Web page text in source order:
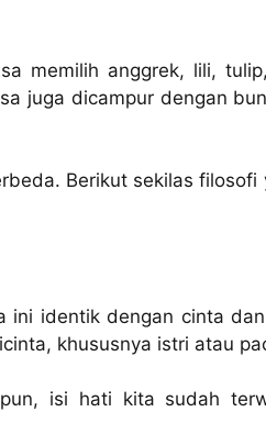
memilih anggrek, lili,
juga dicampur dengan
Berikut sekilas filosofi
ini identik dengan cinta
khususnya istri atau
isi hati kita sudah